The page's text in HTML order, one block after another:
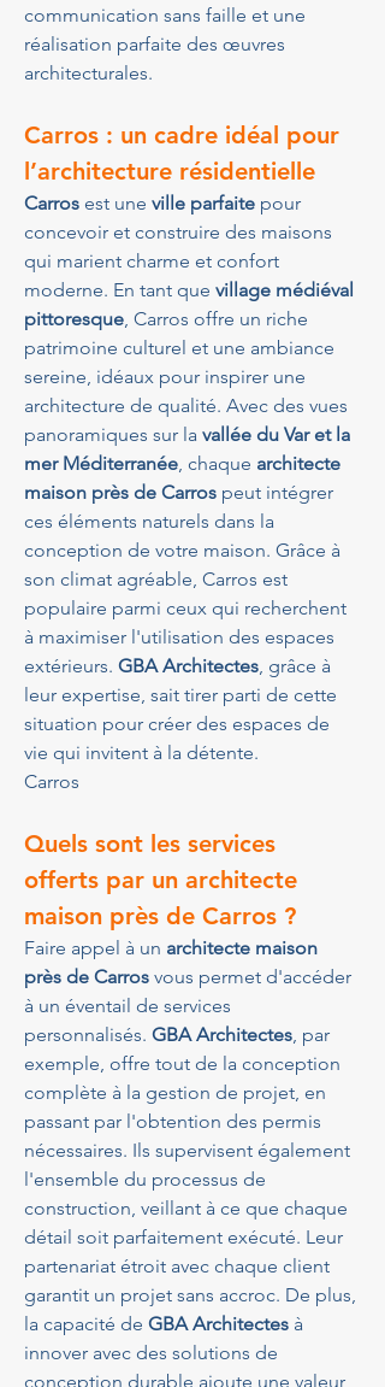
communication sans faille et une
réalisation parfaite des œuvres
architecturales.
Carros : un cadre idéal pour
l’architecture résidentielle
Carros est une ville parfaite pour
concevoir et construire des maisons
qui marient charme et confort
moderne. En tant que village médiéval
pittoresque, Carros offre un riche
patrimoine culturel et une ambiance
sereine, idéaux pour inspirer une
architecture de qualité. Avec des vues
panoramiques sur la vallée du Var et la
mer Méditerranée, chaque architecte
maison près de Carros peut intégrer
ces éléments naturels dans la
conception de votre maison. Grâce à
son climat agréable, Carros est
populaire parmi ceux qui recherchent
à maximiser l'utilisation des espaces
extérieurs. GBA Architectes, grâce à
leur expertise, sait tirer parti de cette
situation pour créer des espaces de
vie qui invitent à la détente.
Carros
Quels sont les services
offerts par un architecte
maison près de Carros ?
Faire appel à un architecte maison
près de Carros vous permet d'accéder
à un éventail de services
personnalisés. GBA Architectes, par
exemple, offre tout de la conception
complète à la gestion de projet, en
passant par l'obtention des permis
nécessaires. Ils supervisent également
l'ensemble du processus de
construction, veillant à ce que chaque
détail soit parfaitement exécuté. Leur
partenariat étroit avec chaque client
garantit un projet sans accroc. De plus,
la capacité de GBA Architectes à
innover avec des solutions de
conception durable ajoute une valeur